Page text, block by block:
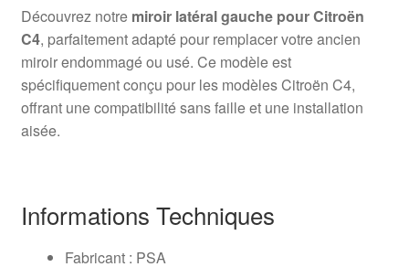
Découvrez notre miroir latéral gauche pour Citroën
C4, parfaitement adapté pour remplacer votre ancien
miroir endommagé ou usé. Ce modèle est
spécifiquement conçu pour les modèles Citroën C4,
offrant une compatibilité sans faille et une installation
aisée.
Informations Techniques
Fabricant : PSA